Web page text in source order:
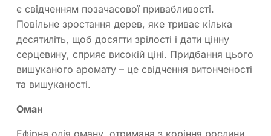
є свідченням позачасової привабливості.
Повільне зростання дерев, яке триває кілька
десятиліть, щоб досягти зрілості і дати цінну
серцевину, сприяє високій ціні. Придбання цього
вишуканого аромату – це свідчення витонченості
та вишуканості.
Оман